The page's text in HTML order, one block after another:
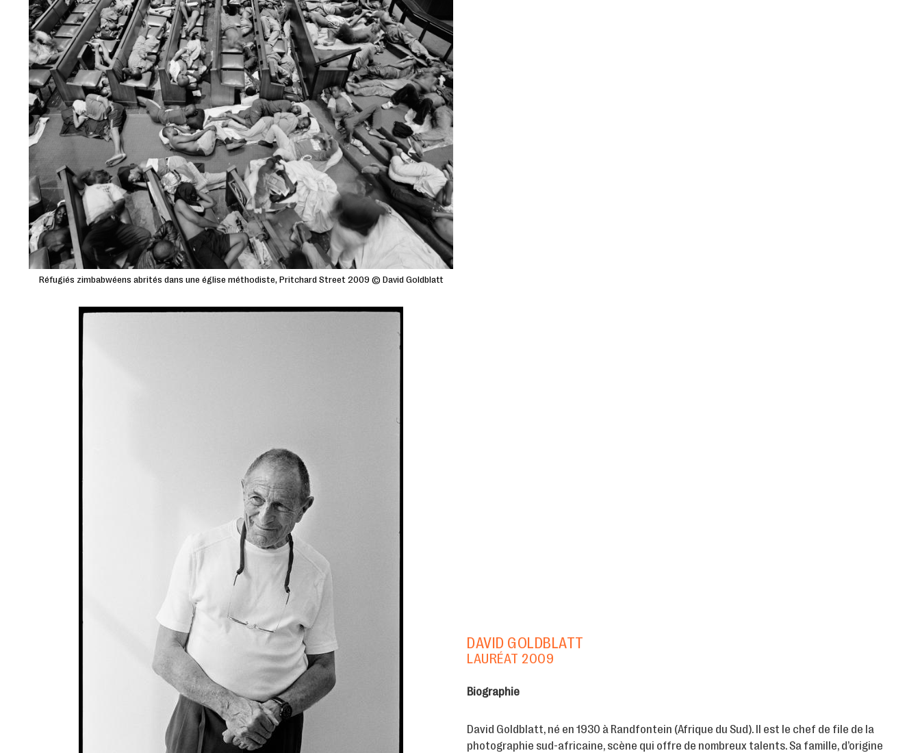
Réfugiés zimbabwéens abrités dans une église méthodiste, Pritchard Street 2009 © David Goldblatt
DAVID GOLDBLATT
LAURÉAT 2009
Biographie
David Goldblatt, né en 1930 à Randfontein (Afrique du Sud). Il est le chef de file de la
photographie sud-africaine, scène qui offre de nombreux talents. Sa famille, d’origine